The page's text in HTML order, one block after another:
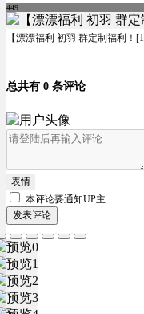
449
【漂漂福利 初羽 群定制福利！
总共有 0 条评论
表情
本评论要通知UP主
发表评论